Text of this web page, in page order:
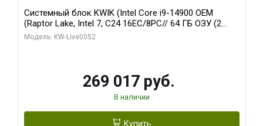
Системный блок KWIK (Intel Core i9-14900 OEM
(Raptor Lake, Intel 7, C24 16EC/8PC// 64 ГБ ОЗУ (2
модуля)/ Palit RTX5080 GAMINGPRO OC 16GB GDDR7
Модель: KW-Live0052
269 017 руб.
В наличии
Купить